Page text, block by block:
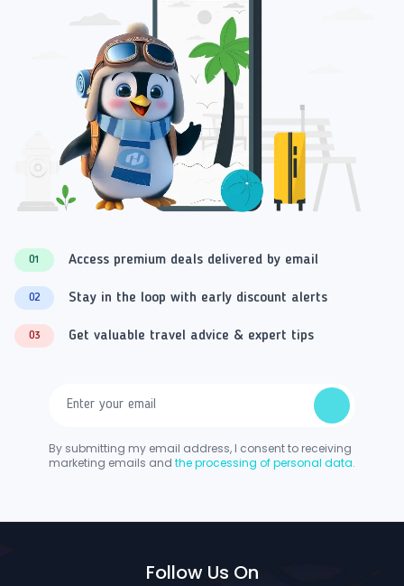
01 Access premium deals delivered by email
02 Stay in the loop with early discount alerts
03 Get valuable travel advice & expert tips
By submitting my email address, I consent to receiving
marketing emails and the processing of personal data.
Follow Us On